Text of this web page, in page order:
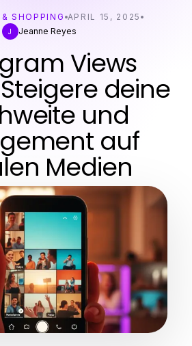
SHOPPING APRIL 15, 2025
J
Jeanne Reyes
Views
deine
und
auf
Medien